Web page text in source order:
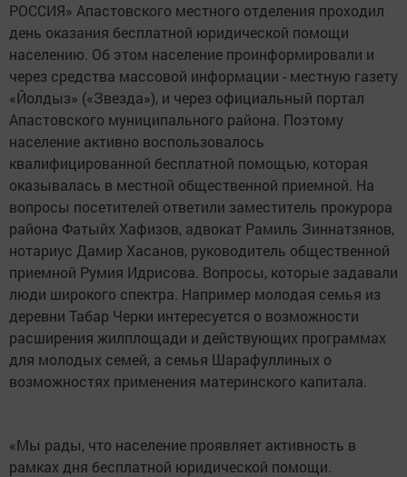
РОССИЯ» Апастовского местного отделения проходил
день оказания бесплатной юридической помощи
населению. Об этом население проинформировали и
через средства массовой информации - местную газету
«Йолдыз» («Звезда»), и через официальный портал
Апастовского муниципального района. Поэтому
население активно воспользовалось
квалифицированной бесплатной помощью, которая
оказывалась в местной общественной приемной. На
вопросы посетителей ответили заместитель прокурора
района Фатыйх Хафизов, адвокат Рамиль Зиннатзянов,
нотариус Дамир Хасанов, руководитель общественной
приемной Румия Идрисова. Вопросы, которые задавали
люди широкого спектра. Например молодая семья из
деревни Табар Черки интересуется о возможности
расширения жилплощади и действующих программах
для молодых семей, а семья Шарафуллиных о
возможностях применения материнского капитала.
«Мы рады, что население проявляет активность в
рамках дня бесплатной юридической помощи.